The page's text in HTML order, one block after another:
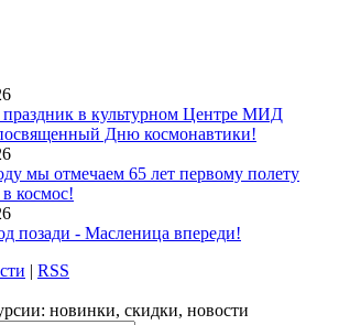
в культурном Центре МИД
Дню космонавтики!
мы отмечаем 65 лет первому полету
космос!
позади - Масленица впереди!
| RSS
новинки, скидки, новости